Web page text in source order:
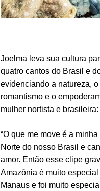
Joelma leva sua cultura
quatro cantos do Brasil e
evidenciando a natureza, o
romantismo e o
mulher nortista e brasileira:
“O que me move é a
Norte do nosso Brasil e
amor. Então esse clipe
Amazônia é muito
Manaus e foi muito